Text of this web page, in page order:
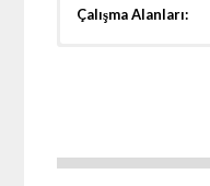
Çalışma Alanları: